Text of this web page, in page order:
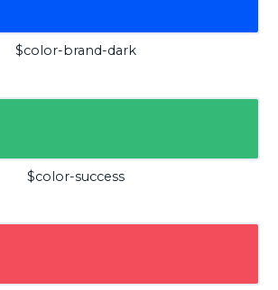
$color-brand-dark
$color-success